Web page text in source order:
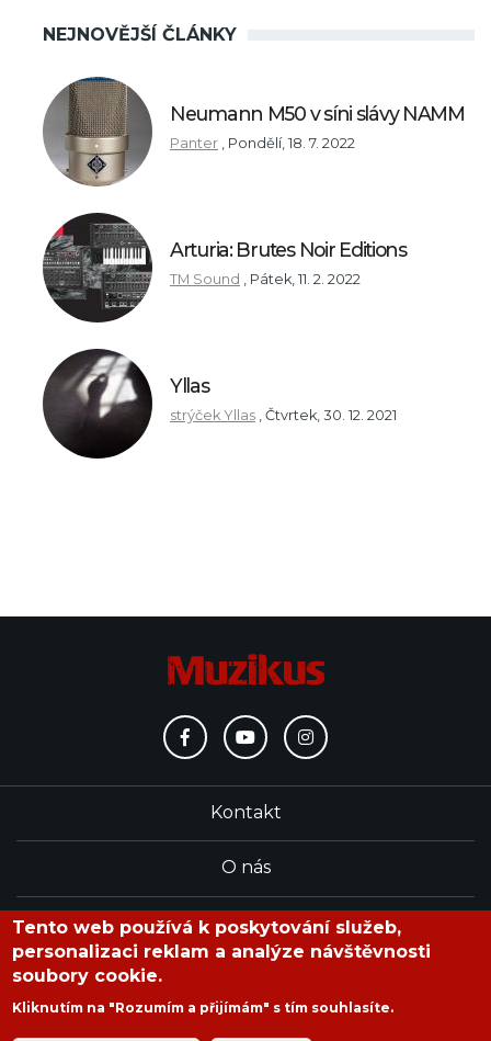
NEJNOVĚJŠÍ ČLÁNKY
Neumann M50 v síni slávy NAMM
Panter , Pondělí, 18. 7. 2022
Arturia: Brutes Noir Editions
TM Sound , Pátek, 11. 2. 2022
Yllas
strýček Yllas , Čtvrtek, 30. 12. 2021
Kontakt
O nás
Redakce
Tento web používá k poskytování služeb,
personalizaci reklam a analýze návštěvnosti
soubory cookie.
Kliknutím na "Rozumím a přijímám" s tím souhlasíte.